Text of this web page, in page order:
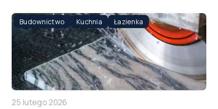
Budownictwo Kuchnia Łazienka
25 lutego 2026